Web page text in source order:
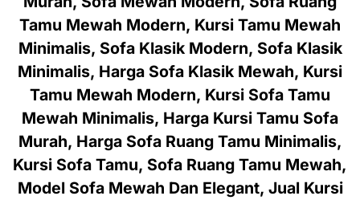
Tamu Mewah Modern, Kursi Tamu Mewah
Minimalis, Sofa Klasik Modern, Sofa Klasik
Minimalis, Harga Sofa Klasik Mewah, Kursi
Tamu Mewah Modern, Kursi Sofa Tamu
Mewah Minimalis, Harga Kursi Tamu Sofa
Murah, Harga Sofa Ruang Tamu Minimalis,
Kursi Sofa Tamu, Sofa Ruang Tamu Mewah,
Model Sofa Mewah Dan Elegant, Jual Kursi